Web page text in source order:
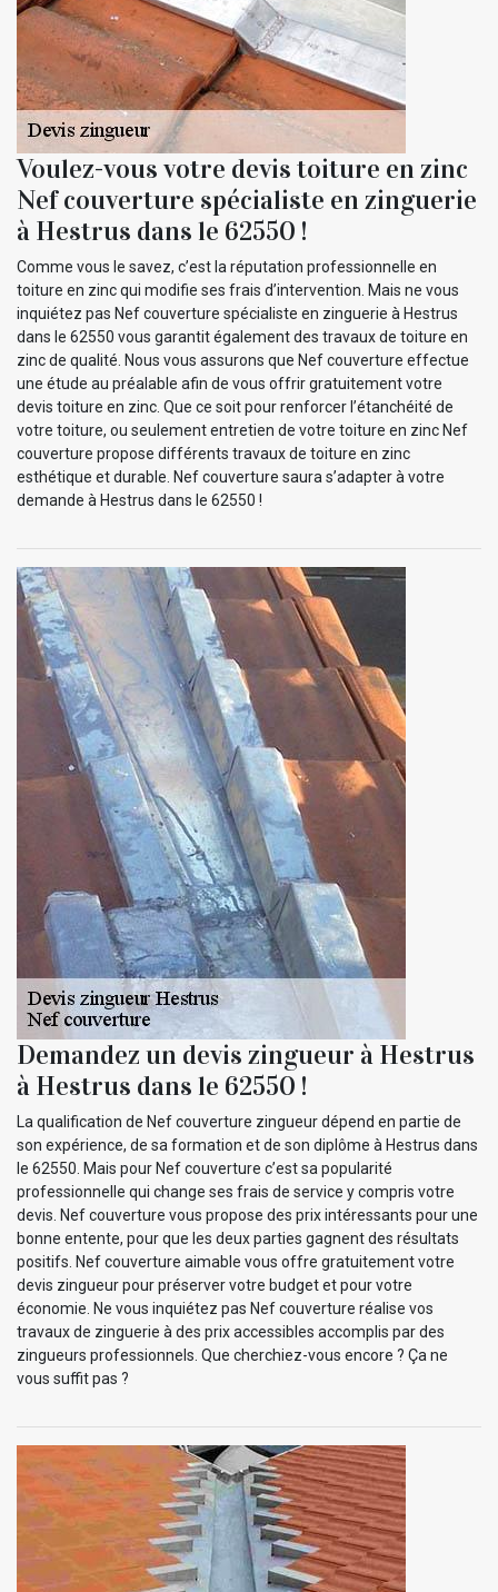
Voulez-vous votre devis toiture en zinc
Nef couverture spécialiste en zinguerie
à Hestrus dans le 62550 !
Comme vous le savez, c’est la réputation professionnelle en
toiture en zinc qui modifie ses frais d’intervention. Mais ne vous
inquiétez pas Nef couverture spécialiste en zinguerie à Hestrus
dans le 62550 vous garantit également des travaux de toiture en
zinc de qualité. Nous vous assurons que Nef couverture effectue
une étude au préalable afin de vous offrir gratuitement votre
devis toiture en zinc. Que ce soit pour renforcer l’étanchéité de
votre toiture, ou seulement entretien de votre toiture en zinc Nef
couverture propose différents travaux de toiture en zinc
esthétique et durable. Nef couverture saura s’adapter à votre
demande à Hestrus dans le 62550 !
Demandez un devis zingueur à Hestrus
à Hestrus dans le 62550 !
La qualification de Nef couverture zingueur dépend en partie de
son expérience, de sa formation et de son diplôme à Hestrus dans
le 62550. Mais pour Nef couverture c’est sa popularité
professionnelle qui change ses frais de service y compris votre
devis. Nef couverture vous propose des prix intéressants pour une
bonne entente, pour que les deux parties gagnent des résultats
positifs. Nef couverture aimable vous offre gratuitement votre
devis zingueur pour préserver votre budget et pour votre
économie. Ne vous inquiétez pas Nef couverture réalise vos
travaux de zinguerie à des prix accessibles accomplis par des
zingueurs professionnels. Que cherchiez-vous encore ? Ça ne
vous suffit pas ?